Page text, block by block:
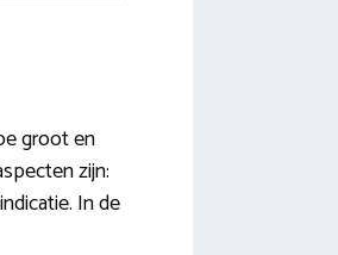
groot en
zijn:
In de